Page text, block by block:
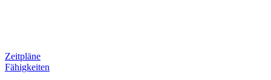
Zeitpläne
Fähigkeiten